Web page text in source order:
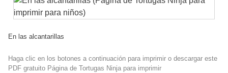
En las alcantarillas
Haga clic en los botones a continuación para imprimir o descargar este
PDF gratuito Página de Tortugas Ninja para imprimir